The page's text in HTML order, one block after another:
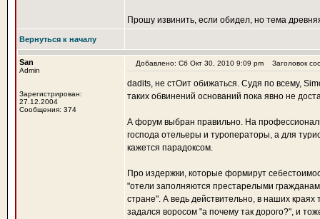
Прошу извинить, если обидел, но тема
Вернуться к началу
San
Admin
Зарегистрирован:
27.12.2004
Сообщения: 374
Добавлено: Сб Окт 30, 2010 9:09 pm Заголовок
dadits, не стОит обижаться. Судя по всему,
таких обвинений оснований пока явно не
А форум выбран правильно. На
господа отельеры и туроператоры, а для
кажется парадоксом.
Про издержки, которые формирут
"отели заполняются престарелыми
стране". А ведь действительно, в наших
задался воросом "а почему так дорого?", и